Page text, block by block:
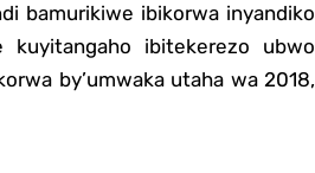
bamurikiwe ibikorwa inyandiko
kuyitangaho ibitekerezo ubwo
by’umwaka utaha wa 2018,